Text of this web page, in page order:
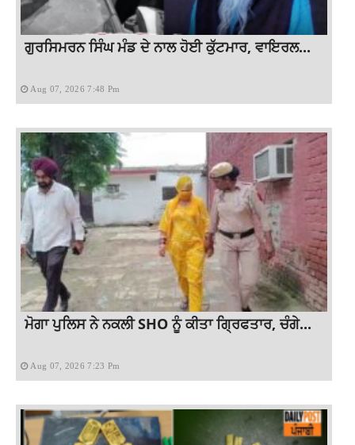
ਗੁਰਸਿਮਰਨ ਸਿੰਘ ਮੰਡ ਦੇ ਨਾਲ ਹੋਈ ਕੁੱਟਮਾਰ, ਵਾਇਰਲ...
Aug 07, 2026 7:48 Pm
ਮੋਗਾ ਪੁਲਿਸ ਨੇ ਨਕਲੀ SHO ਨੂੰ ਕੀਤਾ ਗ੍ਰਿਫਤਾਰ, ਚੰਗੇ...
Aug 07, 2026 7:23 Pm